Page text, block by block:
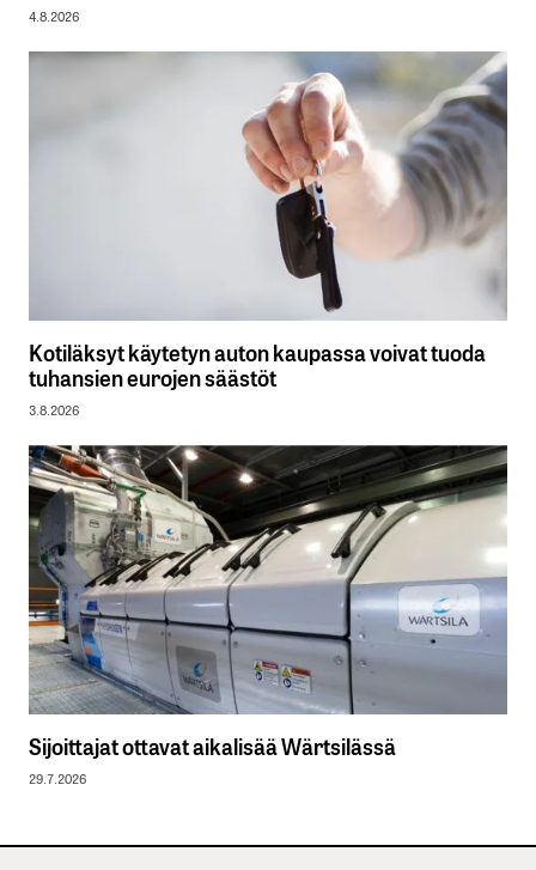
4.8.2026
Kotiläksyt käytetyn auton kaupassa voivat tuoda
tuhansien eurojen säästöt
3.8.2026
Sijoittajat ottavat aikalisää Wärtsilässä
29.7.2026